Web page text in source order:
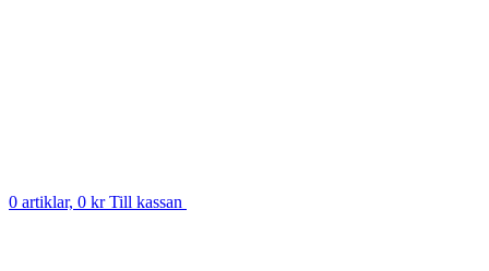
0 artiklar, 0 krTill kassan